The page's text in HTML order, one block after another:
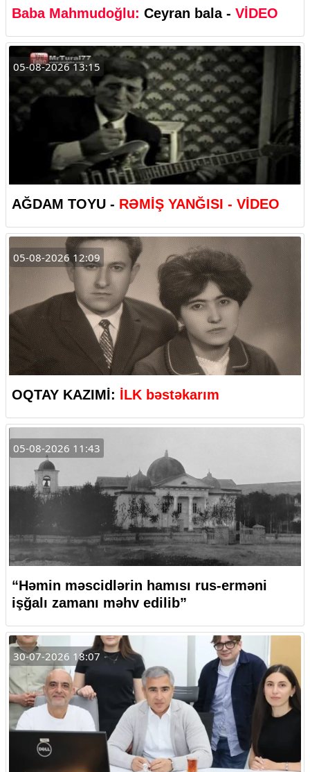
Baba Mahmudoğlu: Ceyran bala - VİDEO
05-08-2026 13:15
AĞDAM TOYU - RƏMİŞ YANĞISI - VİDEO
05-08-2026 12:09
OQTAY KAZIMİ: İLK bəstəkarım
05-08-2026 11:43
“Həmin məscidlərin hamısı rus-erməni
işğalı zamanı məhv edilib”
30-07-2026 18:07